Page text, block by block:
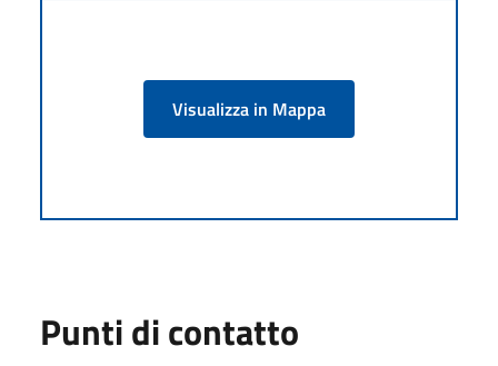
Visualizza in Mappa
Punti di contatto